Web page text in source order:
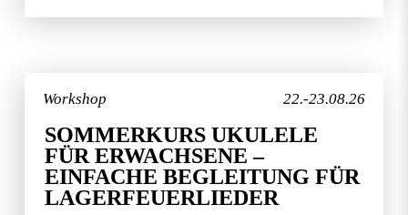
22.-23.08.26
Workshop
SOMMERKURS UKULELE
FÜR ERWACHSENE –
EINFACHE BEGLEITUNG FÜR
LAGERFEUERLIEDER